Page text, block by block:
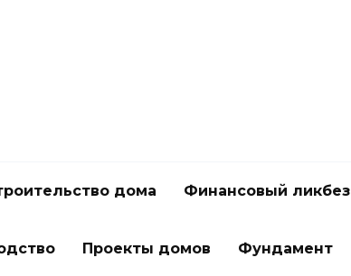
дома Финансовый ликбез
Проекты домов Фундамент